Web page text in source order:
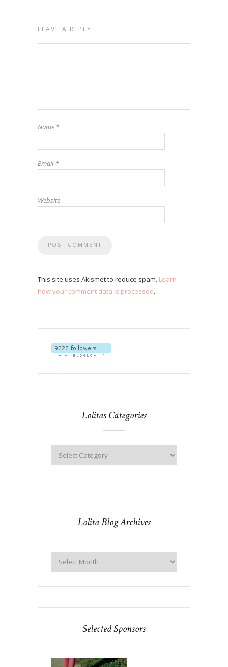
LEAVE A REPLY
Name *
Email*
Website
This site uses Akismet to reduce spam. Learn
how your comment data is processed.
Lolitas Categories
Lolita Blog Archives
Selected Sponsors